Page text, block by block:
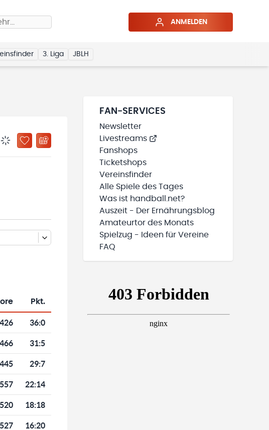
ANMELDEN
3. Liga JBLH
BENACHRICHTIGUNGSSTATUS WIRD GELADEN
ZU „MEINE TEAMS“ HINZUFÜGEN
Pkt.
426 36:0
466 31:5
445 29:7
557 22:14
520 18:18
527 16:20
FAN-SERVICES
Newsletter
Livestreams
Fanshops
Ticketshops
Vereinsfinder
Alle Spiele des Tages
Was ist handball.net?
Auszeit - Der Ernährungsblog
Amateurtor des Monats
Spielzug - Ideen für Vereine
FAQ